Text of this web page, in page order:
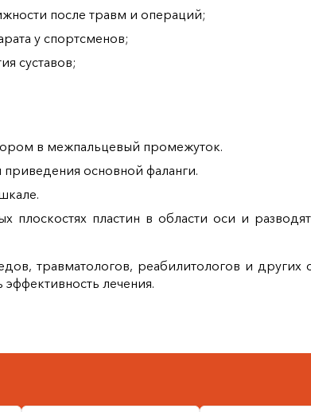
после травм и операций;
у спортсменов;
суставов;
в межпальцевый промежуток.
основной фаланги.
плоскостях пластин в области оси и
травматологов, реабилитологов и других
эффективность лечения.